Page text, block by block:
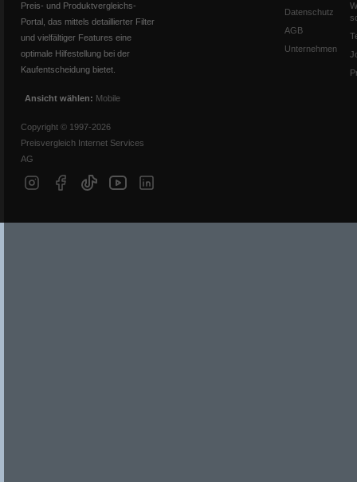
Preis- und Produktvergleichs-
Portal, das mittels detaillierter Filter
und vielfältiger Features eine
optimale Hilfestellung bei der
Kaufentscheidung bietet.
Ansicht wählen: Mobile
Copyright © 1997-2026
Preisvergleich Internet Services
AG
Datenschutz
AGB
Unternehmen